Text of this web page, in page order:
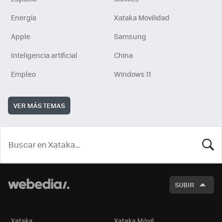
Energía
Xataka Movilidad
Apple
Samsung
Inteligencia artificial
China
Empleo
Windows 11
VER MÁS TEMAS
SUBIR